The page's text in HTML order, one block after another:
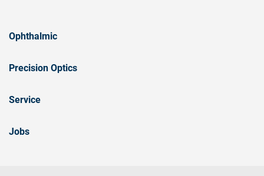
Ophthalmic
Precision Optics
Service
Jobs